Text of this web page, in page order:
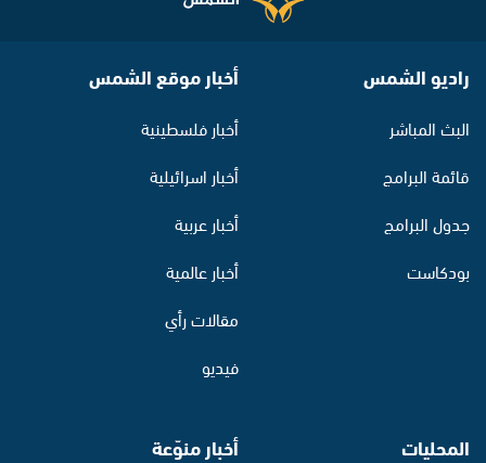
راديو الشمس
البث المباشر
قائمة البرامج
جدول البرامج
بودكاست
أخبار موقع الشمس
أخبار فلسطينية
أخبار اسرائيلية
أخبار عربية
أخبار عالمية
مقالات رأي
فيديو
المحليات أخبار منوّعة